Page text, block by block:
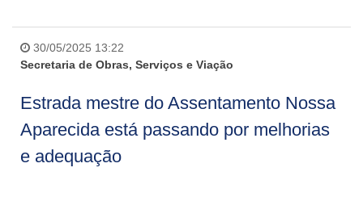
30/05/2025 13:22
Secretaria de Obras, Serviços e Viação
Estrada mestre do Assentamento Nossa
Aparecida está passando por melhorias
e adequação